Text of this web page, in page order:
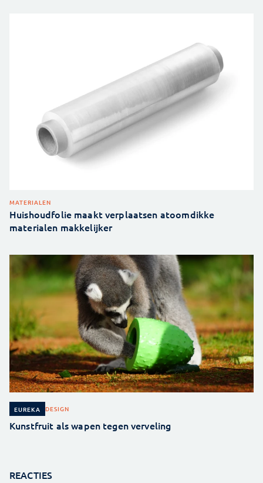
MATERIALEN
Huishoudfolie maakt verplaatsen atoomdikke
materialen makkelijker
EUREKA DESIGN
Kunstfruit als wapen tegen verveling
REACTIES